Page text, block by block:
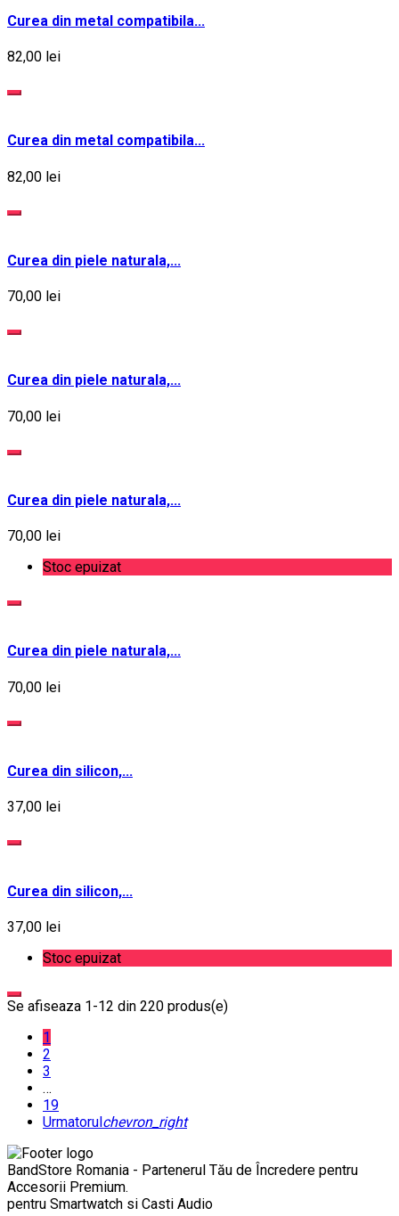
Curea din metal compatibila...
82,00 lei
Curea din metal compatibila...
82,00 lei
Curea din piele naturala,...
70,00 lei
Curea din piele naturala,...
70,00 lei
Curea din piele naturala,...
70,00 lei
Stoc epuizat
Curea din piele naturala,...
70,00 lei
Curea din silicon,...
37,00 lei
Curea din silicon,...
37,00 lei
Stoc epuizat
Se afiseaza 1-12 din 220 produs(e)
1
2
3
…
19
Urmatorulchevron_right
BandStore Romania - Partenerul Tău de Încredere pentru
Accesorii Premium.
pentru Smartwatch si Casti Audio